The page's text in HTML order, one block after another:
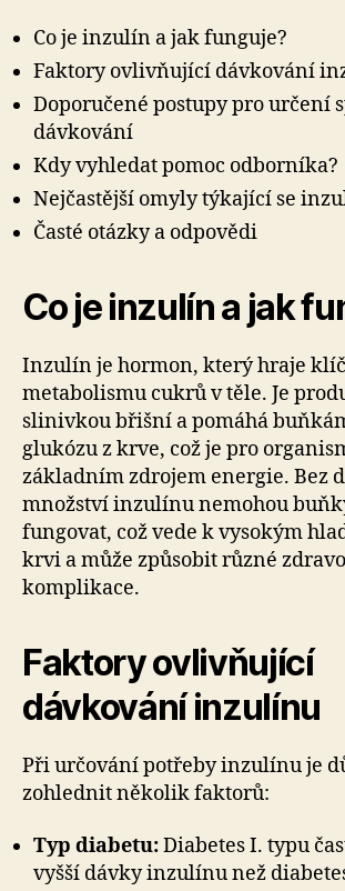
Co je inzulín a jak funguje?
Faktory ovlivňující dávkování
Doporučené postupy pro určení
dávkování
Kdy vyhledat pomoc odborníka?
Nejčastější omyly týkající se
Časté otázky a odpovědi
Co je inzulín a jak
Inzulín je hormon, který hraje
metabolismu cukrů v těle. Je
slinivkou břišní a pomáhá
glukózu z krve, což je pro
základním zdrojem energie. Bez
množství inzulínu nemohou
fungovat, což vede k vysokým
krvi a může způsobit různé
komplikace.
Faktory ovlivňující
dávkování inzulínu
Při určování potřeby inzulínu je
zohlednit několik faktorů:
Typ diabetu:Diabetes I. typu
vyšší dávky inzulínu než